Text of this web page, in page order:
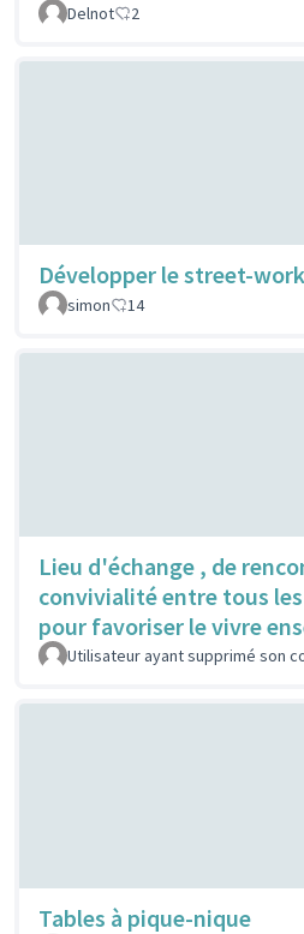
Delnot 2
Développer le street-
simon
14
Lieu d'échange , de
convivialité entre tous
pour favoriser le vivre
Utilisateur ayant supprimé son
Tables à pique-nique